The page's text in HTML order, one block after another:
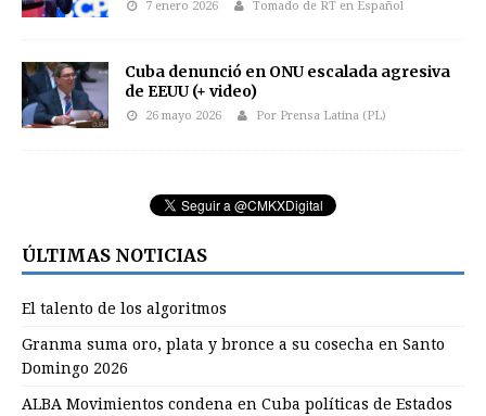
7 enero 2026 Tomado de RT en Español
Cuba denunció en ONU escalada agresiva
de EEUU (+ video)
26 mayo 2026 Por Prensa Latina (PL)
ÚLTIMAS NOTICIAS
El talento de los algoritmos
Granma suma oro, plata y bronce a su cosecha en Santo
Domingo 2026
ALBA Movimientos condena en Cuba políticas de Estados